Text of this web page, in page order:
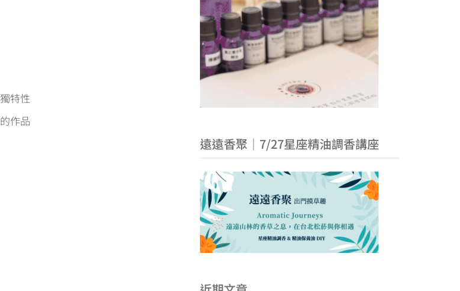
特性
作品
遠遠香聚｜7/27星座精油調香講座